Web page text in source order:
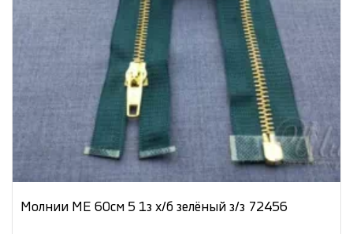
Молнии МЕ 60см 5 1з х/б зелёный з/з 72456